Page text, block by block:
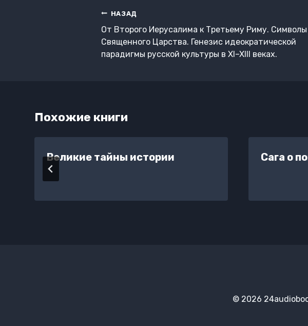
Навигация
по
записям
НАЗАД
От Второго Иерусалима к Третьему Риму. Символы
Священного Царства. Генезис идеократической
парадигмы русской культуры в XI–XIII веках.
Похожие книги
Великие тайны истории Сага о
© 2026